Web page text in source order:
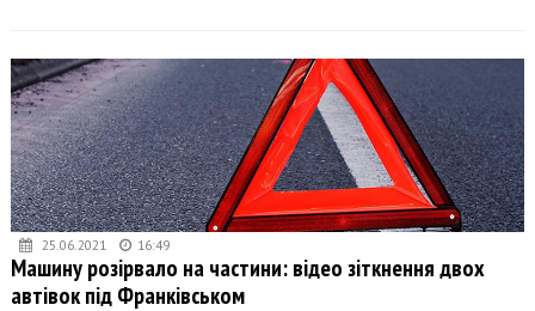
25.06.2021 16:49
Машину розірвало на частини: відео зіткнення двох
автівок під Франківськом